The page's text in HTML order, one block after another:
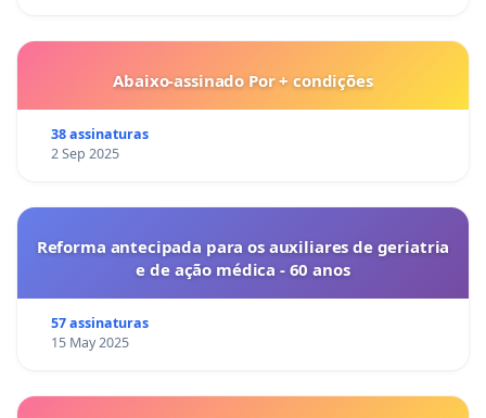
Abaixo-assinado Por + condições
38 assinaturas
2 Sep 2025
Reforma antecipada para os auxiliares de geriatria
e de ação médica - 60 anos
57 assinaturas
15 May 2025